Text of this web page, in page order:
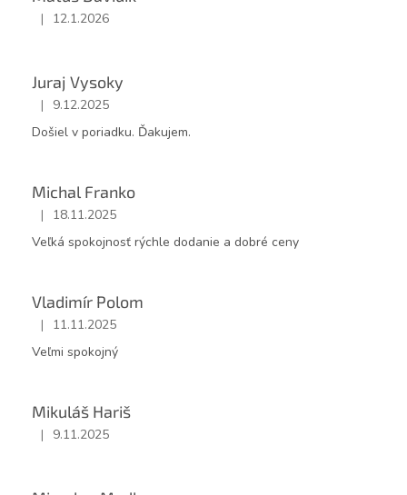
Hodnotenie obchodu je 5 z 5 hviezdičiek.
| 12.1.2026
Juraj Vysoky
Hodnotenie obchodu je 5 z 5 hviezdičiek.
|
9.12.2025
Došiel v poriadku. Ďakujem.
Michal Franko
Hodnotenie obchodu je 5 z 5 hviezdičiek.
|
18.11.2025
Veľká spokojnosť rýchle dodanie a dobré ceny
Vladimír Polom
Hodnotenie obchodu je 5 z 5 hviezdičiek.
|
11.11.2025
Veľmi spokojný
Mikuláš Hariš
Hodnotenie obchodu je 5 z 5 hviezdičiek.
| 9.11.2025